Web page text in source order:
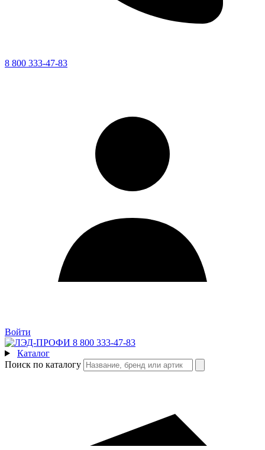
8 800 333-47-83
Войти
8 800 333-47-83
Каталог
Поиск по каталогу